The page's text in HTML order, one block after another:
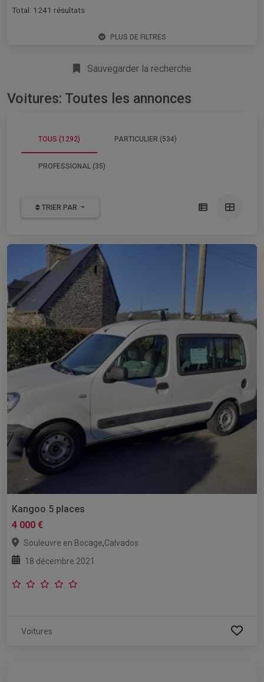
Total: 1241 résultats
PLUS DE FILTRES
Sauvegarder la recherche
Voitures: Toutes les annonces
TOUS (1292) PARTICULIER (534)
PROFESSIONAL (35)
TRIER PAR
Kangoo 5 places
4 000 €
Souleuvre en Bocage,Calvados
18 décembre 2021
Voitures